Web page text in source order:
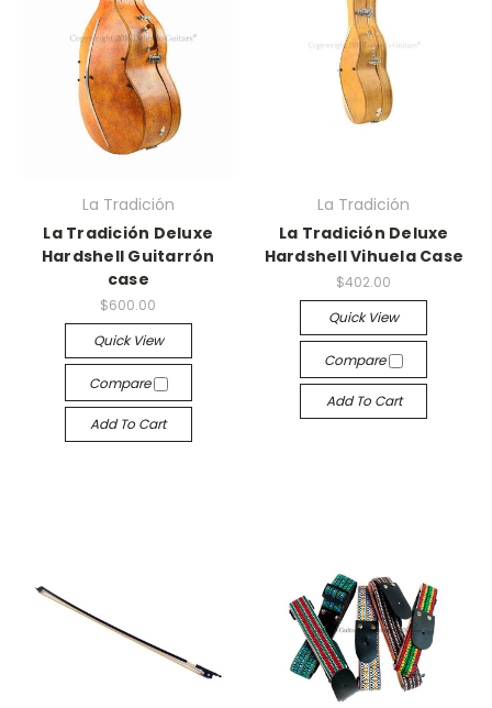
La Tradición
La Tradición Deluxe
Hardshell Guitarrón
case
$600.00
Quick View
Compare
Add To Cart
La Tradición
La Tradición Deluxe
Hardshell Vihuela Case
$402.00
Quick View
Compare
Add To Cart